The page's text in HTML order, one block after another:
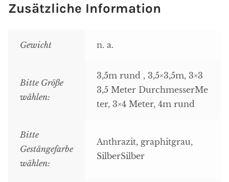
Zusätzliche Information
Gewicht n. a.
Bitte Größe
wählen:
3,5m rund
3,5 Meter Durchmesser
, 3,5×3,5m, 3×3
Me
ter, 3×4 Meter, 4m rund
Bitte
Gestängefarbe
wählen:
Anthrazit, graphitgrau,
Silber
Silber